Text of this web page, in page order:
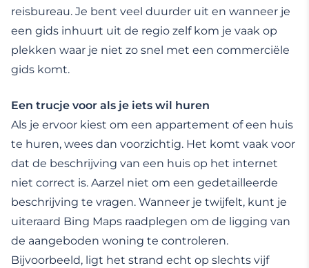
reisbureau. Je bent veel duurder uit en wanneer je
een gids inhuurt uit de regio zelf kom je vaak op
plekken waar je niet zo snel met een commerciële
gids komt.
Een trucje voor als je iets wil huren
Als je ervoor kiest om een appartement of een huis
te huren, wees dan voorzichtig. Het komt vaak voor
dat de beschrijving van een huis op het internet
niet correct is. Aarzel niet om een gedetailleerde
beschrijving te vragen. Wanneer je twijfelt, kunt je
uiteraard Bing Maps raadplegen om de ligging van
de aangeboden woning te controleren.
Bijvoorbeeld, ligt het strand echt op slechts vijf